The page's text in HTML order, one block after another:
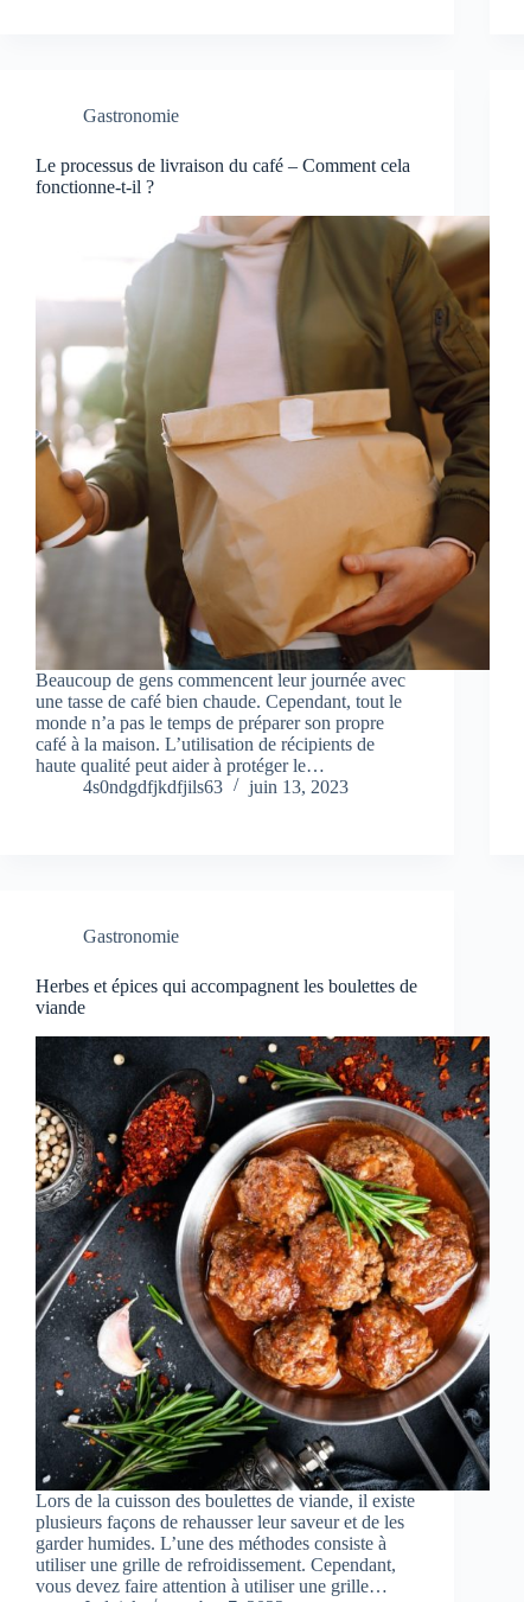
Gastronomie
Le processus de livraison du café – Comment cela
fonctionne-t-il ?
Beaucoup de gens commencent leur journée avec
une tasse de café bien chaude. Cependant, tout le
monde n’a pas le temps de préparer son propre
café à la maison. L’utilisation de récipients de
haute qualité peut aider à protéger le…
4s0ndgdfjkdfjils63
juin 13, 2023
Gastronomie
Herbes et épices qui accompagnent les boulettes de
viande
Lors de la cuisson des boulettes de viande, il existe
plusieurs façons de rehausser leur saveur et de les
garder humides. L’une des méthodes consiste à
utiliser une grille de refroidissement. Cependant,
vous devez faire attention à utiliser une grille…